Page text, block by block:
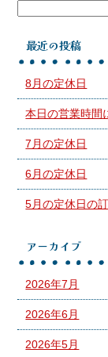
最近の投稿
8月の定休日
本日の営業時間
7月の定休日
6月の定休日
5月の定休日の
アーカイブ
2026年7月
2026年6月
2026年5月